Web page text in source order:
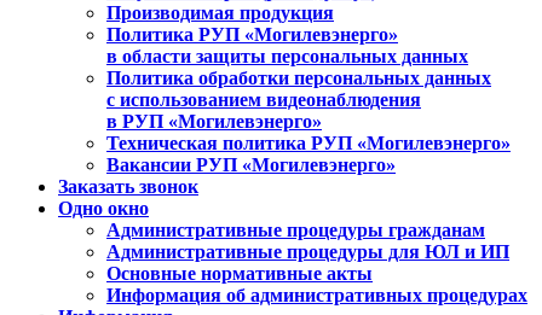
Производимая продукция
Политика РУП «Могилевэнерго»
в области защиты персональных данных
Политика обработки персональных данных
с использованием видеонаблюдения
в РУП «Могилевэнерго»
Техническая политика РУП «Могилевэнерго»
Вакансии РУП «Могилевэнерго»
Заказать звонок
Одно окно
Административные процедуры гражданам
Административные процедуры для ЮЛ и ИП
Основные нормативные акты
Информация об административных процедурах